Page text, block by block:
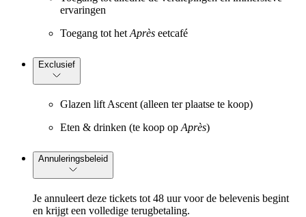
ervaringen
Toegang tot het Après eetcafé
Exclusief
Glazen lift Ascent (alleen ter plaatse te koop)
Eten & drinken (te koop op Après)
Annuleringsbeleid
Je annuleert deze tickets tot 48 uur voor de belevenis begint
en krijgt een volledige terugbetaling.